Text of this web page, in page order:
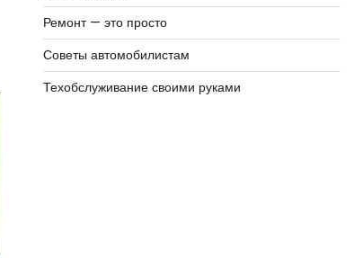
Ремонт — это просто
Советы автомобилистам
Техобслуживание своими руками